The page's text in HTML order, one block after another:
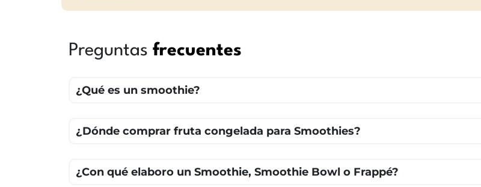
Preguntas frecuentes
¿Qué es un smoothie?
¿Dónde comprar fruta congelada para Smoothies?
¿Con qué elaboro un Smoothie, Smoothie Bowl o Frappé?